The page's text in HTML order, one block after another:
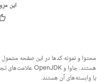
این
محتوا و نمونه کدها در این صفحه
یا وابسته‌های آن هستند.